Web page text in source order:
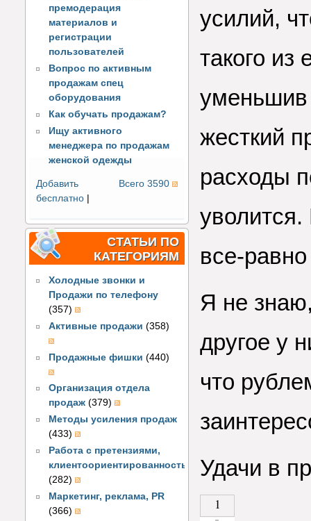
премодерация
материалов и
регистрации
пользователей
Вопрос по активным
продажам спец
оборудования
Как обучать продажам?
Ищу активного
менеджера по продажам
женской одежды
Всего 3590
Добавить
бесплатно |
СТАТЬИ ПО
КАТЕГОРИЯМ
Холодные звонки и
Продажи по телефону
(357)
Активные продажи (358)
Продажные фишки (440)
Организация отдела
продаж (379)
Методы усиления продаж
(433)
Работа с претензиями,
клиентоориентированность
(282)
Маркетинг, реклама, PR
(366)
усилий,
такого
уменьшив
жесткий
расходы
все-
Я не
другое у
что
Удачи в
1